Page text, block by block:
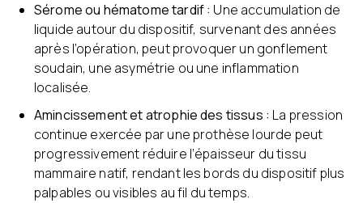
Sérome ou hématome tardif : Une accumulation de
liquide autour du dispositif, survenant des années
après l’opération, peut provoquer un gonflement
soudain, une asymétrie ou une inflammation
localisée.
Amincissement et atrophie des tissus : La pression
continue exercée par une prothèse lourde peut
progressivement réduire l’épaisseur du tissu
mammaire natif, rendant les bords du dispositif plus
palpables ou visibles au fil du temps.